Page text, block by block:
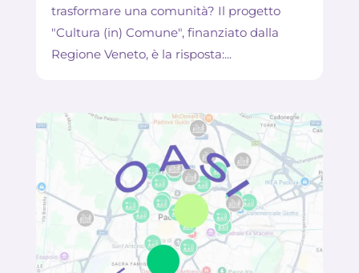
trasformare una comunità? Il progetto
"Cultura (in) Comune", finanziato dalla
Regione Veneto, è la risposta:...